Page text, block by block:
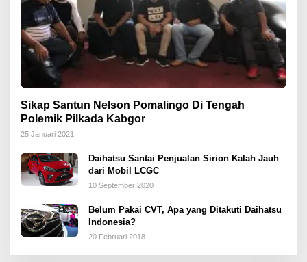
Sikap Santun Nelson Pomalingo Di Tengah
Polemik Pilkada Kabgor
25 Januari 2021
Daihatsu Santai Penjualan Sirion Kalah Jauh
dari Mobil LCGC
10 September 2020
Belum Pakai CVT, Apa yang Ditakuti Daihatsu
Indonesia?
20 Februari 2018